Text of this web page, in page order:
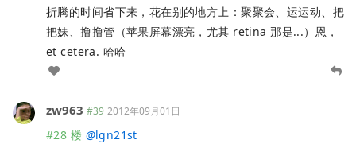
折腾的时间省下来，花在别的地方上：聚聚会、运运动、把
把妹、撸撸管（苹果屏幕漂亮，尤其 retina 那是...）恩，
et cetera. 哈哈
zw963 #39 2012年09月01日
#28 楼 @lgn21st